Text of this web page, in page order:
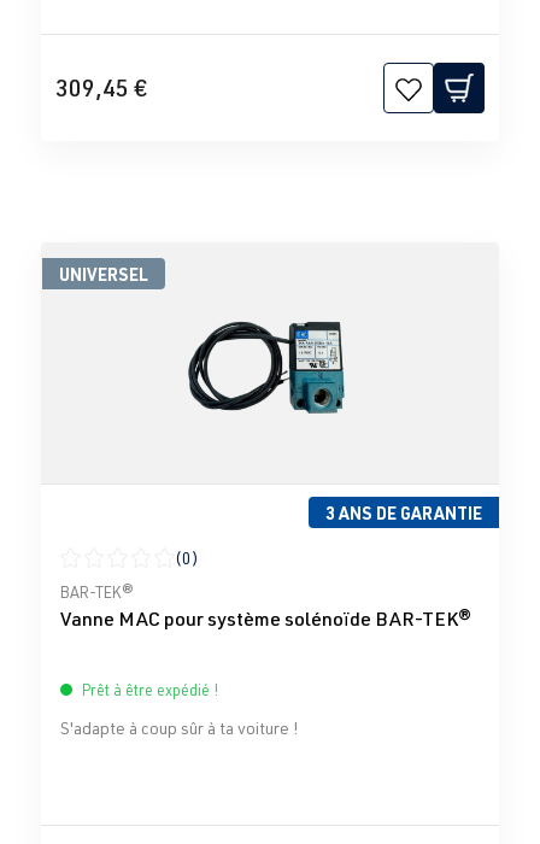
309,45 €
UNIVERSEL
3 ANS DE GARANTIE
Note moyenne de 0 sur 5 étoiles
(0)
BAR-TEK®
Vanne MAC pour système solénoïde BAR-TEK®
Prêt à être expédié !
S'adapte à coup sûr à ta voiture !